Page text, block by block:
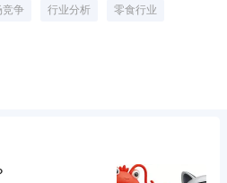
竞争 行业分析 零食行业